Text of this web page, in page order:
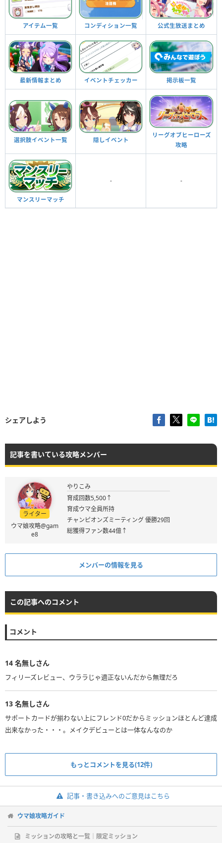
アイテム一覧 コンディション一覧 公式生放送まとめ
最新情報まとめ イベントチェッカー 掲示板一覧
選択肢イベント一覧 隠しイベント
リーグオブヒーローズ
攻略
マンスリーマッチ
- -
シェアしよう
記事を書いている攻略メンバー
ライター
ウマ娘攻略@gam
e8
やりこみ
育成回数5,500↑
育成ウマ全員所持
チャンピオンズミーティング 優勝29回
総獲得ファン数44億↑
メンバーの情報を見る
この記事へのコメント
コメント
14 名無しさん
フィリーズレビュー、ウララじゃ適正ないんだから無理だろ
13 名無しさん
サポートカードが揃わない上にフレンド0だからミッションほとんど達成
出来なかった・・・。メイクデビューとは一体なんなのか
もっとコメントを見る(12件)
記事・書き込みへのご意見はこちら
ウマ娘攻略ガイド
ミッションの攻略と一覧｜限定ミッション